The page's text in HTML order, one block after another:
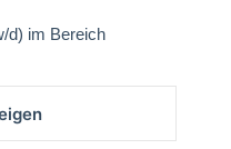
d) im Bereich